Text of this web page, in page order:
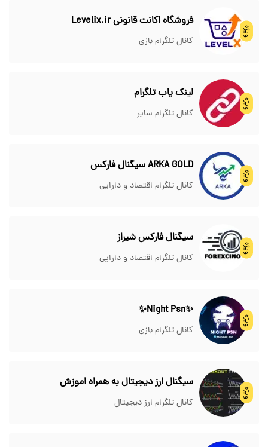
ویژه
فروشگاه اکانت قانونی Levelix.ir
کانال تلگرام بازی
ویژه
لینک یاب تلگرام
کانال تلگرام سایر
ویژه
ARKA GOLD سیگنال فارکس
کانال تلگرام اقتصاد و دارایی
ویژه
سیگنال فارکس شیراز
کانال تلگرام اقتصاد و دارایی
ویژه
✨Night Psn✨
کانال تلگرام بازی
ویژه
سیگنال ارز دیجیتال به همراه اموزش
کانال تلگرام ارز دیجیتال